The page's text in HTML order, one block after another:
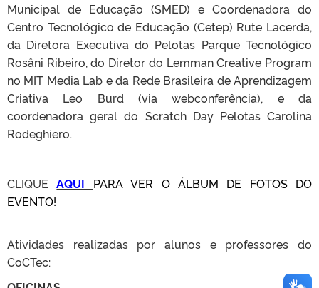
Municipal de Educação (SMED) e Coordenadora do
Centro Tecnológico de Educação (Cetep) Rute Lacerda,
da Diretora Executiva do Pelotas Parque Tecnológico
Rosâni Ribeiro, do Diretor do Lemman Creative Program
no MIT Media Lab e da Rede Brasileira de Aprendizagem
Criativa Leo Burd (via webconferência), e da
coordenadora geral do Scratch Day Pelotas Carolina
Rodeghiero.
CLIQUEAQUI PARA VER O ÁLBUM DE FOTOS DO
EVENTO!
Atividades realizadas por alunos e professores do
CoCTec: